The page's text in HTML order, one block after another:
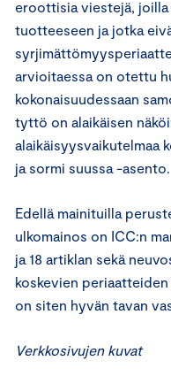
eroottisia viestejä,
tuotteeseen ja jotka
arvioitaessa on otettu
kokonaisuudessaan
tyttö on alaikäisen
alaikäisyysvaikutelmaa
ja sormi suussa -asento.
Edellä mainituilla
ulkomainos on ICC:n
ja 18 artiklan sekä
koskevien periaatteiden
on siten hyvän tavan
Verkkosivujen kuvat